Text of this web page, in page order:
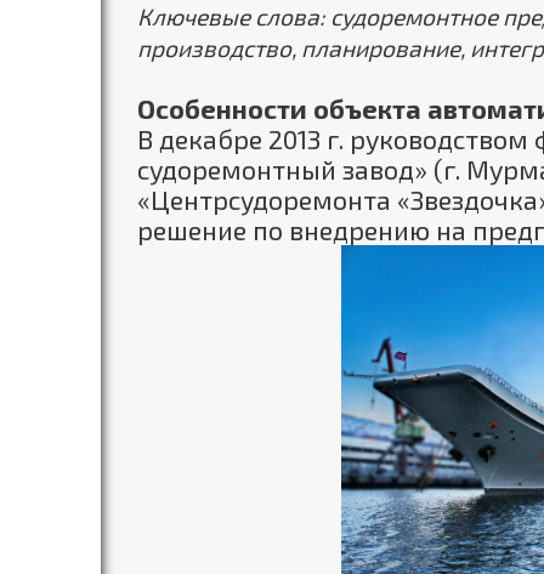
Ключевые слова: судоремонтное
производство, планирование,
Особенности объекта
В декабре 2013 г.
судоремонтный завод» (г.
«Центрсудоремонта
решение по внедрению на